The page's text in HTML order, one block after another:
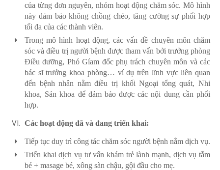
của từng đơn nguyên, nhóm hoạt động chăm sóc. Mô hình
này đảm bảo không chồng chéo, tăng cường sự phối hợp
tối đa của các thành viên.
Trong mô hình hoạt động, các vấn đề chuyên môn chăm
sóc và điều trị người bệnh được tham vấn bởi trưởng phòng
Điều dưỡng, Phó Gíam đốc phụ trách chuyên môn và các
bác sĩ trưởng khoa phòng… ví dụ trên lĩnh vực liên quan
đến bệnh nhân nằm điều trị khối Ngoại tổng quát, Nhi
khoa, Sản khoa để đảm bảo được các nội dung cần phối
hợp.
Các hoạt động đã và đang triển khai:
Tiếp tục duy trì công tác chăm sóc người bệnh nằm dịch vụ.
Triển khai dịch vụ tư vấn khám trẻ lành mạnh, dịch vụ tắm
bé + masage bé, xông sàn chậu, gội đầu cho mẹ.